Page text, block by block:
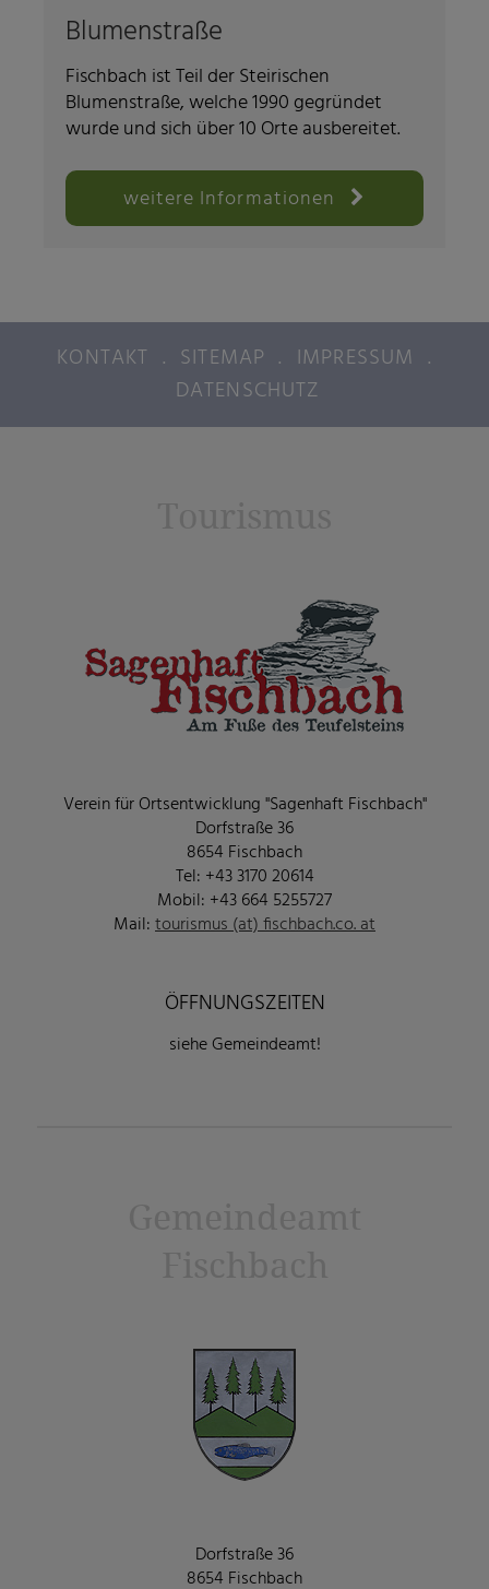
Blumenstraße
Fischbach ist Teil der Steirischen
Blumenstraße, welche 1990 gegründet
wurde und sich über 10 Orte ausbereitet.
weitere Informationen
KONTAKT . SITEMAP . IMPRESSUM
.
DATENSCHUTZ
Verein für Ortsentwicklung "Sagenhaft Fischbach"
Dorfstraße 36
8654 Fischbach
Tel: +43 3170 20614
Mobil: +43 664 5255727
Mail: tourismus (at) fischbach.co. at
ÖFFNUNGSZEITEN
siehe Gemeindeamt!
Dorfstraße 36
8654 Fischbach